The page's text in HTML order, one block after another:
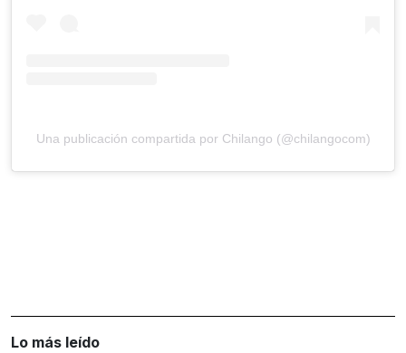
Una publicación compartida por Chilango (@chilangocom)
Lo más leído